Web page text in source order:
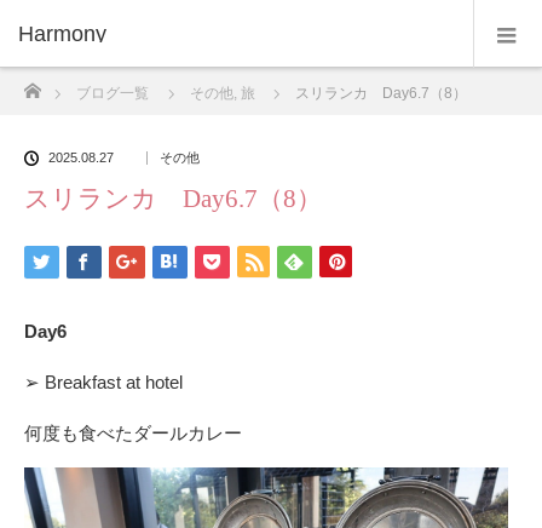
Harmony
ブログ一覧 その他, 旅 スリランカ Day6.7（8）
2025.08.27 その他
スリランカ Day6.7（8）
Day6
➢ Breakfast at hotel
何度も食べたダールカレー